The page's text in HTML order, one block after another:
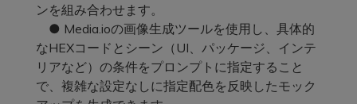
ンを組み合わせます。
● Media.ioの画像生成ツールを使用し、具体的
なHEXコードとシーン（UI、パッケージ、インテ
リアなど）の条件をプロンプトに指定すること
で、複雑な設定なしに指定配色を反映したモック